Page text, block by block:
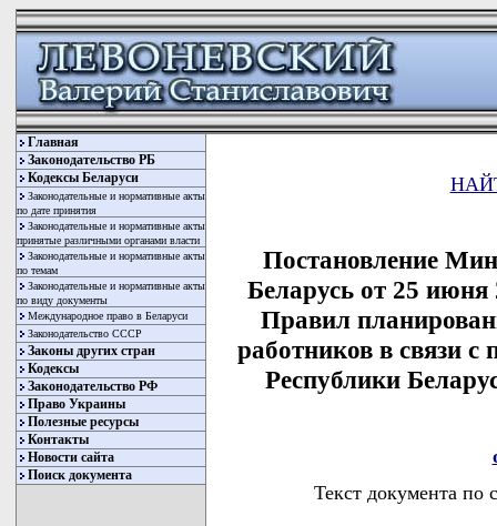
Главная
Законодательство РБ
Кодексы Беларуси
Законодательные и нормативные акты
по дате принятия
Законодательные и нормативные акты
принятые различными органами власти
Законодательные и нормативные акты
по темам
Законодательные и нормативные акты
по виду документы
Международное право в Беларуси
Законодательство СССР
Законы других стран
Кодексы
Законодательство РФ
Право Украины
Полезные ресурсы
Контакты
Новости сайта
Поиск документа
Постановление
Беларусь от 25
Правил
работников в связи
Республики
Текст документа по